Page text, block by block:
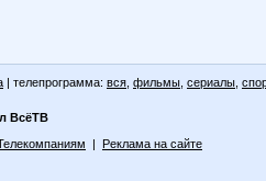
| телепрограмма: вся фильмы сериалы
ВсёТВ
| Реклама на сайте